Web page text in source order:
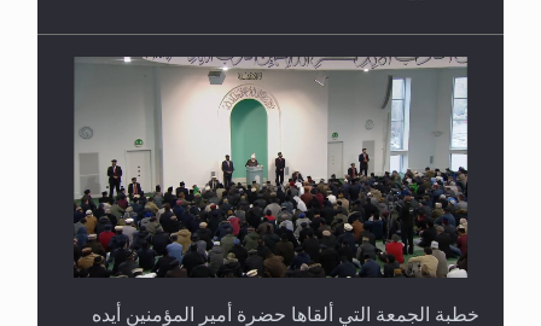
خطبة الجمعة التي ألقاها حضرة أمير المؤمنين أيده